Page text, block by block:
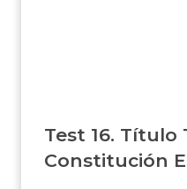
Test 16. Título
Constitución